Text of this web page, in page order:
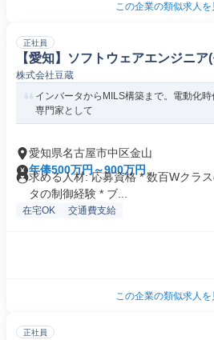
この企業の類似求人を
正社員
【愛知】ソフトウェアエンジニ
株式会社豆蔵
インバータからMILS構築まで。電動化
専門家として
愛知県名古屋市中区金山
年俸500万円～900万円
求める人材: 応募資格 * 数百Wクラ
タの制御経験 * ブ...
在宅OK 交通費支給
この企業の類似求人を
正社員